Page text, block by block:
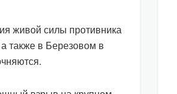
живой силы противника
также в Березовом в